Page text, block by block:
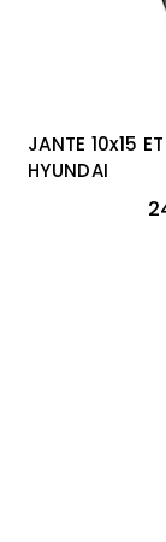
JANTE 10x15
HYUNDAI